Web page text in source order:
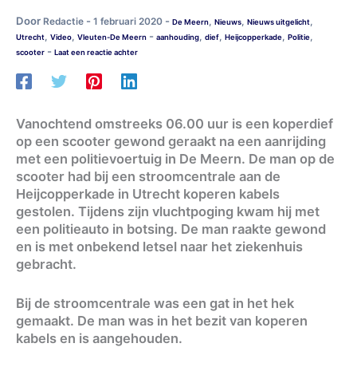
Door Redactie - 1 februari 2020 - De Meern, Nieuws, Nieuws uitgelicht,
Utrecht, Video, Vleuten-De Meern - aanhouding, dief, Heijcopperkade, Politie,
scooter - Laat een reactie achter
Vanochtend omstreeks 06.00 uur is een koperdief
op een scooter gewond geraakt na een aanrijding
met een politievoertuig in De Meern. De man op de
scooter had bij een stroomcentrale aan de
Heijcopperkade in Utrecht koperen kabels
gestolen. Tijdens zijn vluchtpoging kwam hij met
een politieauto in botsing. De man raakte gewond
en is met onbekend letsel naar het ziekenhuis
gebracht.
Bij de stroomcentrale was een gat in het hek
gemaakt. De man was in het bezit van koperen
kabels en is aangehouden.